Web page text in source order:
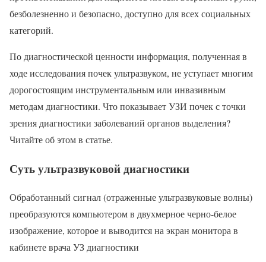
безболезненно и безопасно, доступно для всех социальных
категорий.
По диагностической ценности информация, полученная в
ходе исследования почек ультразвуком, не уступает многим
дорогостоящим инструментальным или инвазивным
методам диагностики. Что показывает УЗИ почек с точки
зрения диагностики заболеваний органов выделения?
Читайте об этом в статье.
Суть ультразвуковой диагностики
Обработанный сигнал (отраженные ультразвуковые волны)
преобразуются компьютером в двухмерное черно-белое
изображение, которое и выводится на экран монитора в
кабинете врача УЗ диагностики